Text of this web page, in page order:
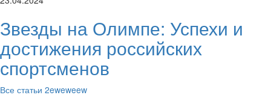
Звезды на Олимпе: Успехи и
достижения российских
спортсменов
Все статьи 2eweweew